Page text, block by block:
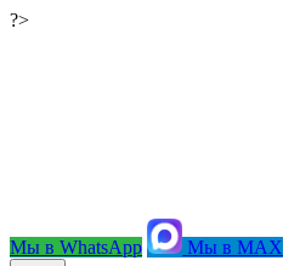
?>
Мы в WhatsApp Мы в MAX